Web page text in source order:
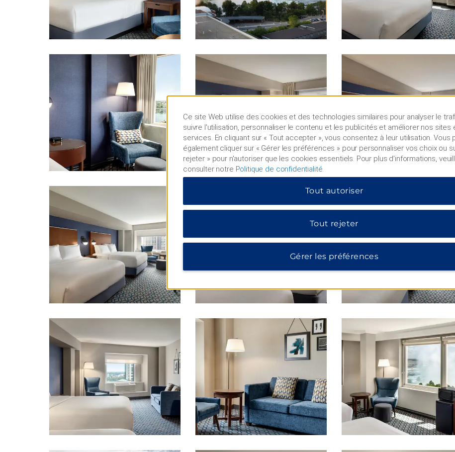
Ce site Web utilise des cookies et des technologies similaires pour analyser le
suivre l'utilisation, personnaliser le contenu et les publicités et améliorer nos sites
services. En cliquant sur « Tout accepter », vous consentez à leur utilisation. Vous
également cliquer sur « Gérer les préférences » pour personnaliser vos choix ou
rejeter » pour n'autoriser que les cookies essentiels. Pour plus d'informations,
consulter notre Politique de confidentialité.
Tout autoriser
Tout rejeter
Gérer les préférences